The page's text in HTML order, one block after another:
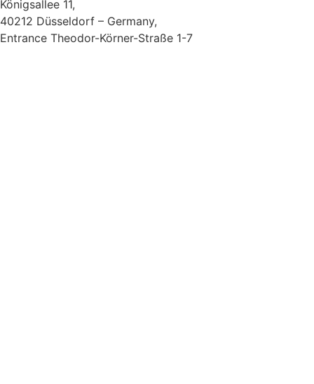
Königsallee 11,
40212 Düsseldorf – Germany,
Entrance Theodor-Körner-Straße 1-7